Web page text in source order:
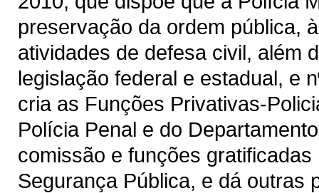
preservação da ordem pública,
atividades de defesa civil, além
legislação federal e estadual, e
cria as Funções Privativas-
Polícia Penal e do
comissão e funções
Segurança Pública, e dá outras